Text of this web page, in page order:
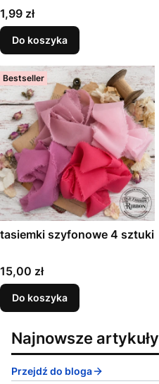
Cena
1,99 zł
Do koszyka
Bestseller
tasiemki szyfonowe 4 sztuki
Cena
15,00 zł
Do koszyka
Najnowsze artykuły
Przejdź do bloga